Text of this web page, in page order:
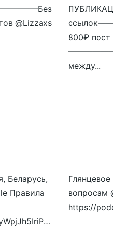
——————Без
@Lizzaxs
800₽ пост
между...
Беларусь,
Правила
вопросам